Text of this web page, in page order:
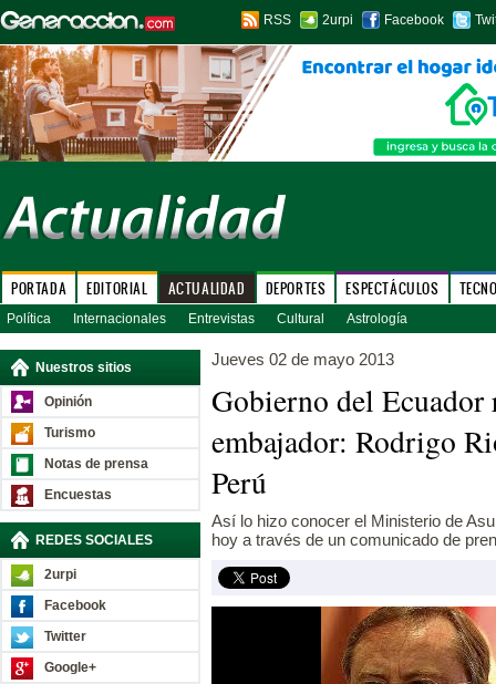
RSS 2urpi Facebook
PORTADA EDITORIAL ACTUALIDAD DEPORTES ESPECTÁCULOS
Política Internacionales Entrevistas Cultural Astrología
Nuestros sitios
Opinión
Turismo
Notas de prensa
Encuestas
REDES SOCIALES
2urpi
Facebook
Twitter
Google+
Jueves 02 de mayo 2013
Gobierno del Ecuador
embajador: Rodrigo
Perú
Así lo hizo conocer el Ministerio de
hoy a través de un comunicado de